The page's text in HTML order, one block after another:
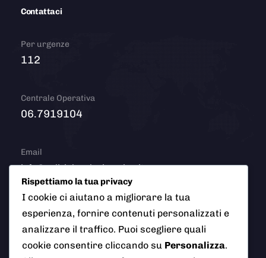
Contattaci
Per urgenze
112
Centrale Operativa
06.7919104
Email
info@polizialocaleciampino.it
© 2026 Polizia Locale del Comune di Ciampino (Roma). Tutti
i diritti riservati
Rispettiamo la tua privacy
I cookie ci aiutano a migliorare la tua
esperienza, fornire contenuti personalizzati e
analizzare il traffico. Puoi scegliere quali
cookie consentire cliccando su Personalizza.